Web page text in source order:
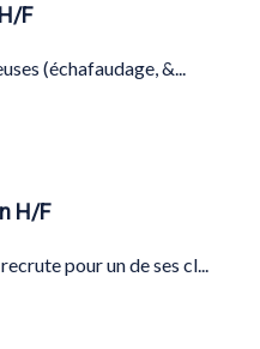
F
(échafaudage, &...
H/F
pour un de ses cl...